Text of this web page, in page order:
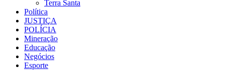
Terra Santa
Política
JUSTIÇA
POLÍCIA
Mineração
Educação
Negócios
Esporte